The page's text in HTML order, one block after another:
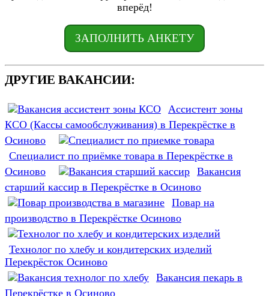
вперёд!
ЗАПОЛНИТЬ АНКЕТУ
ДРУГИЕ ВАКАНСИИ:
Ассистент зоны
КСО (Кассы самообслуживания) в Перекрёстке в
Осиново
Специалист по приёмке товара в Перекрёстке в
Осиново
Вакансия
старший кассир в Перекрёстке в Осиново
Повар на
производство в Перекрёстке Осиново
Технолог по хлебу и кондитерских изделий
Перекрёсток Осиново
Вакансия пекарь в
Перекрёстке в Осиново